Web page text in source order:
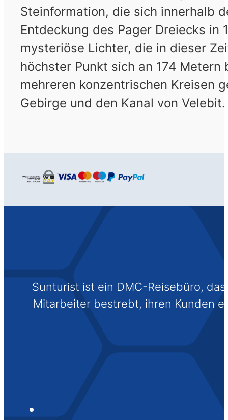
Steinformation, die sich innerhalb
Entdeckung des Pager Dreiecks
mysteriöse Lichter, die in dieser
höchster Punkt sich an 174
mehreren konzentrischen Kreisen
Gebirge und den Kanal von Velebit.
Sunturist ist ein DMC-Reisebüro,
Mitarbeiter bestrebt, ihren Kunden